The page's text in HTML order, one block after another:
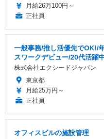
月給26万100円～
正社員
一般事務/推し活優先でOK!/
スワークデビュー/20代活躍
株式会社エクシードジャパン
東京都
月給25万円～
正社員
オフィスビルの施設管理